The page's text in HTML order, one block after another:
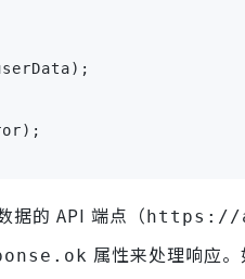
据的 API 端点（ https://
属性来处理响应